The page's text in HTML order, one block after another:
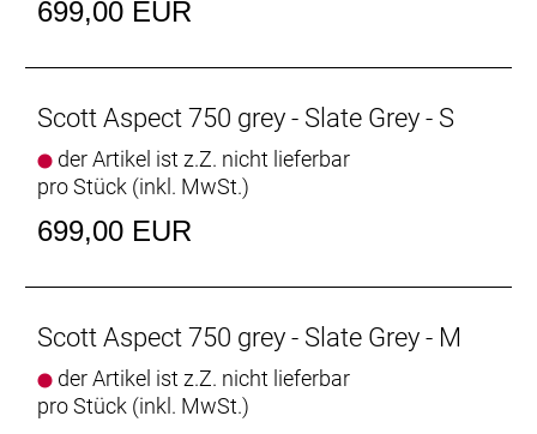
699,00 EUR
Scott Aspect 750 grey - Slate Grey - S
der Artikel ist z.Z. nicht lieferbar
pro Stück (inkl. MwSt.)
699,00 EUR
Scott Aspect 750 grey - Slate Grey - M
der Artikel ist z.Z. nicht lieferbar
pro Stück (inkl. MwSt.)